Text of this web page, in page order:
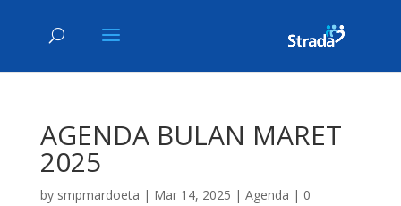
AGENDA BULAN MARET
2025
by smpmardoeta | Mar 14, 2025 | Agenda | 0